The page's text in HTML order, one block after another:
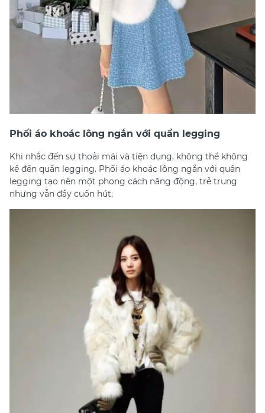
Phối áo khoác lông ngắn với quần legging
Khi nhắc đến sự thoải mái và tiện dụng, không thể không
kể đến quần legging. Phối áo khoác lông ngắn với quần
legging tạo nên một phong cách năng động, trẻ trung
nhưng vẫn đầy cuốn hút.